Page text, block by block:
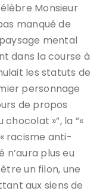
Monsieur
manqué de
mental
dans la course à
les statuts de
personnage
de propos
»”, la ”«
racisme anti-
n’aura plus eu
un filon, une
aux siens de